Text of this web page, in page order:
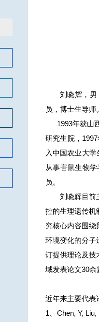
刘晓辉，
员，博士生导师。
1993年获山西
研究生院，
入中国农业大
从事害鼠生物
员。
刘晓辉目前
控的生理遗传机
究核心内容围
环境变化的分子
订提供理论及技
域发表论文30余
近年来主要代表
1、Chen, Y,